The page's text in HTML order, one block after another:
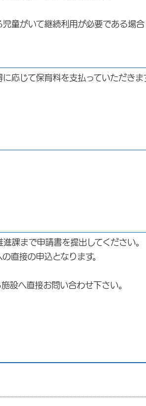
童がいて継続利用が必要である場合
応じて保育料を支払っていただきま
課まで申請書を提出してください
直接の申込となります。
設へ直接お問い合わせ下さい。